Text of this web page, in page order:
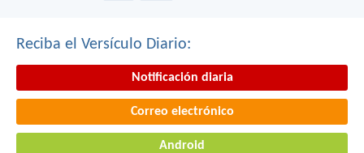
Reciba el Versículo Diario:
Notificación diaria
Correo electrónico
Android